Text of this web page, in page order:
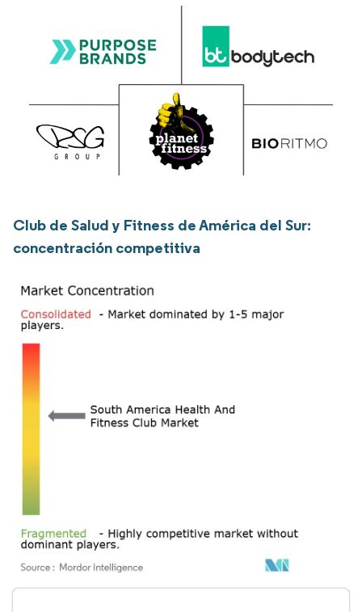
Club de Salud y Fitness de América del Sur:
concentración competitiva